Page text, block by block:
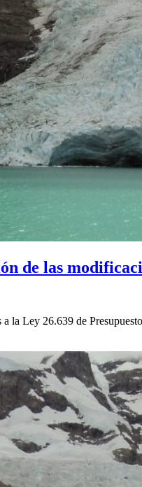
de las
la Ley 26.639 de